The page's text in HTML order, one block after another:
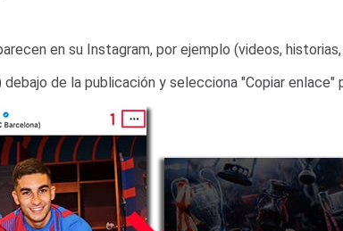
en su Instagram, por ejemplo (videos,
debajo de la publicación y selecciona "Copiar